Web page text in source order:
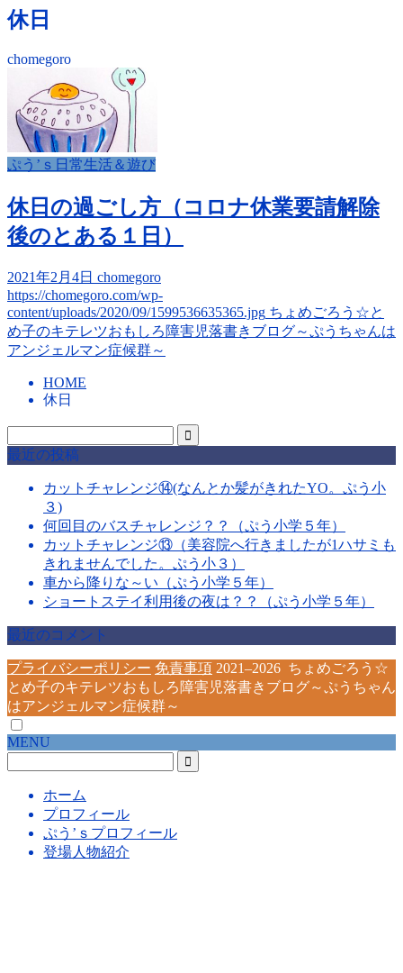
休日
chomegoro
ぷう’ｓ日常生活＆遊び
休日の過ごし方（コロナ休業要請解除
後のとある１日）
2021年2月4日 chomegoro
https://chomegoro.com/wp-
content/uploads/2020/09/1599536635365.jpg ちょめごろう☆と
め子のキテレツおもしろ障害児落書きブログ～ぷうちゃんは
アンジェルマン症候群～
HOME
休日
最近の投稿
カットチャレンジ⑭(なんとか髪がきれたYO。ぷう小
３)
何回目のバスチャレンジ？？（ぷう小学５年）
カットチャレンジ⑬（美容院へ行きましたが1ハサミも
きれませんでした。ぷう小３）
車から降りな～い（ぷう小学５年）
ショートステイ利用後の夜は？？（ぷう小学５年）
最近のコメント
プライバシーポリシー 免責事項 2021–2026 ちょめごろう☆
とめ子のキテレツおもしろ障害児落書きブログ～ぷうちゃん
はアンジェルマン症候群～
MENU
ホーム
プロフィール
ぷう’ｓプロフィール
登場人物紹介